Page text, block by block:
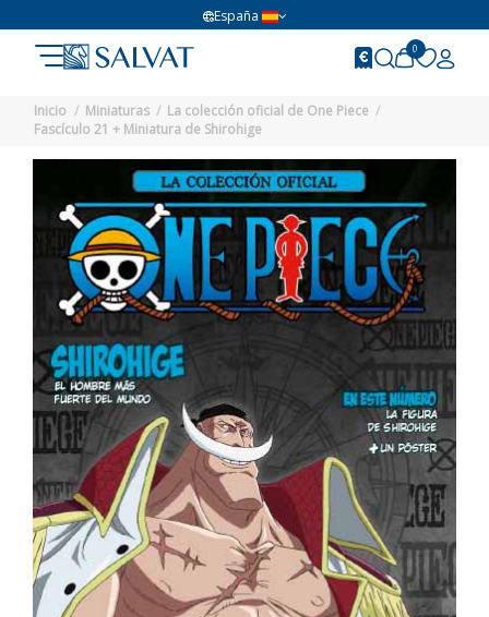
España
0
Inicio Miniaturas
La colección oficial de One Piece
Fascículo 21 + Miniatura de Shirohige